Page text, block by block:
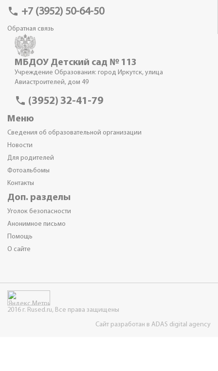
phone +7 (3952) 50-64-50
Обратная связь
МБДОУ Детский сад № 113
Учреждение Образования: город Иркутск, улица
Авиастроителей, дом 49
phone (3952) 32-41-79
Меню
Сведения об образовательной организации
Новости
Для родителей
Фотоальбомы
Контакты
Доп. разделы
Уголок безопасности
Анонимное письмо
Помощь
О сайте
2016 г. Rused.ru, Все права защищены
Сайт разработан в ADAS digital agency